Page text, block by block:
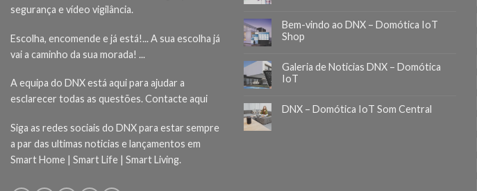
segurança e vídeo vigilância.
Escolha, encomende e já está!... A sua escolha já
vai a caminho da sua morada! ...
A equipa do DNX está aqui para ajudar a
esclarecer todas as questões.Contacte aqui
Siga as redes sociais do DNX para estar sempre
a par das ultimas noticias e lançamentos em
Smart Home | Smart Life | Smart Living.
Bem-vindo ao DNX – Domótica IoT
Shop
Galeria de Noticias DNX – Domótica
IoT
DNX – Domótica IoT Som Central